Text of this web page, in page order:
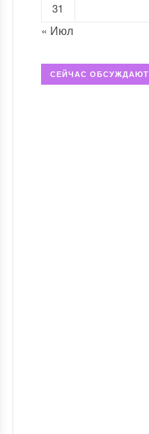
31
« Июл
СЕЙЧАС ОБСУЖДАЮТ